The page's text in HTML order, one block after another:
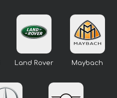
Land Rover Maybach